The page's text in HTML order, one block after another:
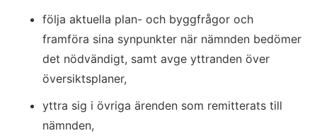
följa aktuella plan- och byggfrågor och
framföra sina synpunkter när nämnden bedömer
det nödvändigt, samt avge yttranden över
översiktsplaner,
yttra sig i övriga ärenden som remitterats till
nämnden,